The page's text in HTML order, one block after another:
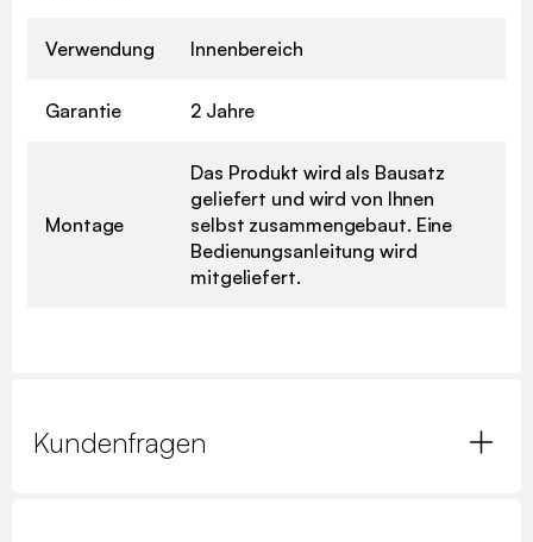
Verwendung Innenbereich
Garantie 2 Jahre
Montage
Das Produkt wird als Bausatz
geliefert und wird von Ihnen
selbst zusammengebaut. Eine
Bedienungsanleitung wird
mitgeliefert.
Kundenfragen